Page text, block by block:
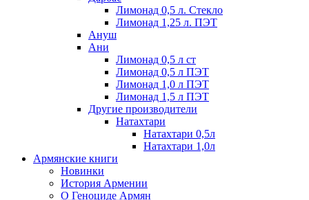
Лимонад 0,5 л. Стекло
Лимонад 1,25 л. ПЭТ
Ануш
Ани
Лимонад 0,5 л ст
Лимонад 0,5 л ПЭТ
Лимонад 1,0 л ПЭТ
Лимонад 1,5 л ПЭТ
Другие производители
Натахтари
Натахтари 0,5л
Натахтари 1,0л
Армянские книги
Новинки
История Армении
О Геноциде Армян